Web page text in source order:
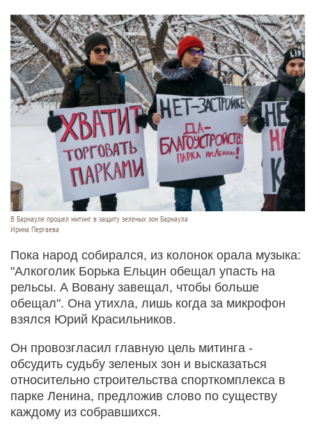
В Барнауле прошел митинг в защиту зеленых зон Барнаула
Ирина Пергаева
Пока народ собирался, из колонок орала музыка:
"Алкоголик Борька Ельцин обещал упасть на
рельсы. А Вовану завещал, чтобы больше
обещал". Она утихла, лишь когда за микрофон
взялся Юрий Красильников.
Он провозгласил главную цель митинга -
обсудить судьбу зеленых зон и высказаться
относительно строительства спорткомплекса в
парке Ленина, предложив слово по существу
каждому из собравшихся.